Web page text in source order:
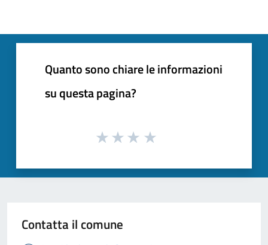
Quanto sono chiare le informazioni
su questa pagina?
Contatta il comune